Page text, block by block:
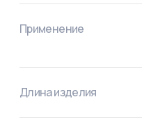
Применение
Длина изделия